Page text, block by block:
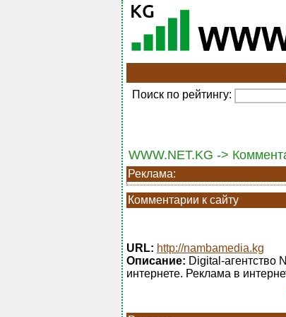
Поиск по рейтингу:
WWW.NET.KG ->
Реклама:
Комментарии к сайту
URL: http://nambamedia.kg
Описание: Digital-агентство
интернете. Реклама в